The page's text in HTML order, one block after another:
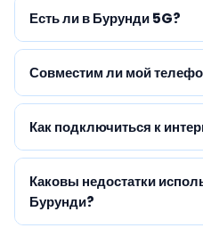
Есть ли в Бурунди 5G?
Совместим ли мой
Как подключиться к
Каковы недостатки
Бурунди?